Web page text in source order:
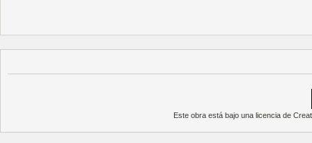
Este obra está bajo unalicencia de